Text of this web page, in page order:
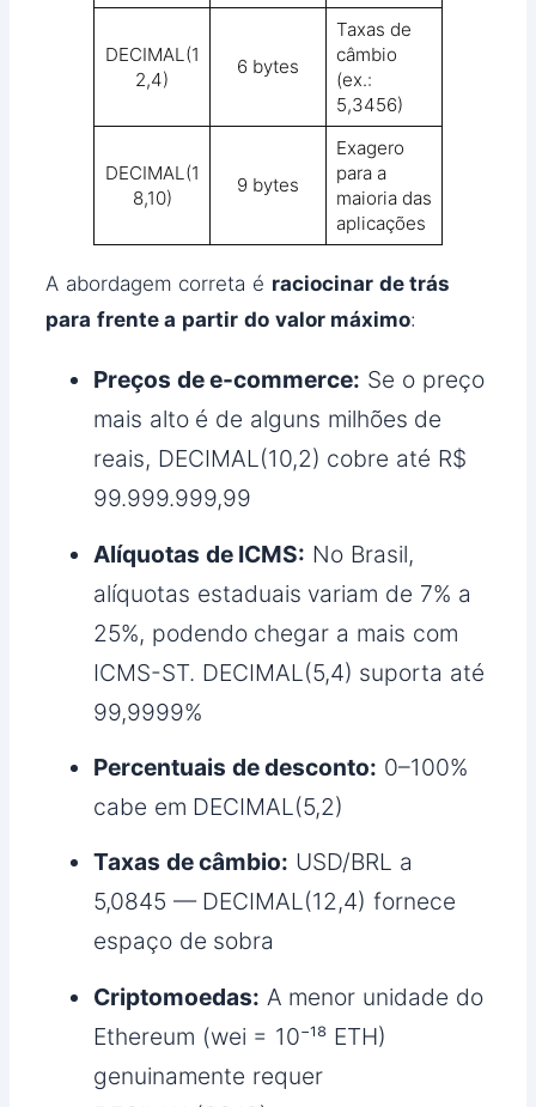
DECIMAL(1
2,4)
6 bytes
Taxas de
câmbio
(ex.:
5,3456)
DECIMAL(1
8,10)
9 bytes
Exagero
para a
maioria das
aplicações
A abordagem correta é raciocinar de trás
para frente a partir do valor máximo:
Preços de e-commerce: Se o preço
mais alto é de alguns milhões de
reais, DECIMAL(10,2) cobre até R$
99.999.999,99
Alíquotas de ICMS: No Brasil,
alíquotas estaduais variam de 7% a
25%, podendo chegar a mais com
ICMS-ST. DECIMAL(5,4) suporta até
99,9999%
Percentuais de desconto: 0–100%
cabe em DECIMAL(5,2)
Taxas de câmbio: USD/BRL a
5,0845 — DECIMAL(12,4) fornece
espaço de sobra
Criptomoedas: A menor unidade do
Ethereum (wei = 10⁻¹⁸ ETH)
genuinamente requer